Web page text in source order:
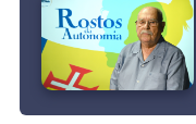
© 2026
Todos